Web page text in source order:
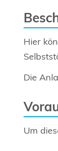
Hier
Die
Um